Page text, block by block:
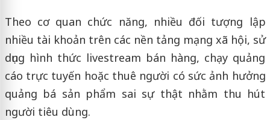
Theo cơ quan chức năng, nhiều đối tượng lập
nhiều tài khoản trên các nền tảng mạng xã hội, sử
dụng hình thức livestream bán hàng, chạy quảng
cáo trực tuyến hoặc thuê người có sức ảnh hưởng
quảng bá sản phẩm sai sự thật nhằm thu hút
người tiêu dùng.